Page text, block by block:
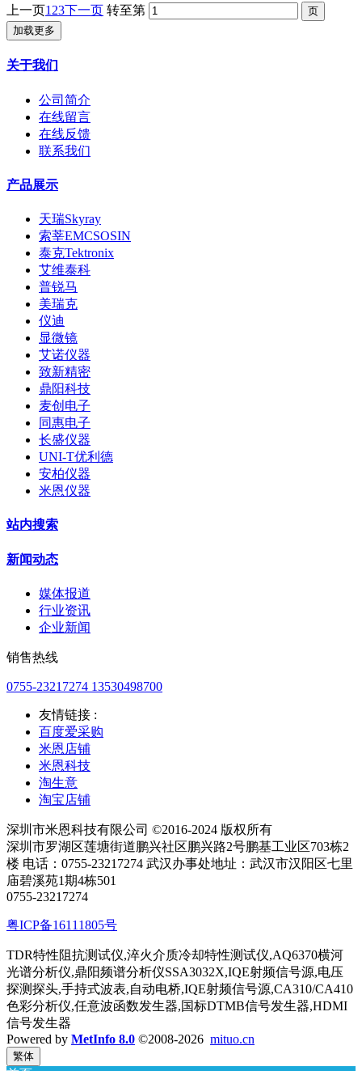
上一页1 23下一页 转至第
加载更多
关于我们
公司简介
在线留言
在线反馈
联系我们
产品展示
天瑞Skyray
索莘EMCSOSIN
泰克Tektronix
艾维泰科
普锐马
美瑞克
仪迪
显微镜
艾诺仪器
致新精密
鼎阳科技
麦创电子
同惠电子
长盛仪器
UNI-T优利德
安柏仪器
米恩仪器
站内搜索
新闻动态
媒体报道
行业资讯
企业新闻
销售热线
0755-23217274 13530498700
友情链接 :
百度爱采购
米恩店铺
米恩科技
淘生意
淘宝店铺
深圳市米恩科技有限公司 ©2016-2024 版权所有
深圳市罗湖区莲塘街道鹏兴社区鹏兴路2号鹏基工业区703栋2
楼 电话：0755-23217274 武汉办事处地址：武汉市汉阳区七里
庙碧溪苑1期4栋501
0755-23217274
粤ICP备16111805号
TDR特性阻抗测试仪,淬火介质冷却特性测试仪,AQ6370横河
光谱分析仪,鼎阳频谱分析仪SSA3032X,IQE射频信号源,电压
探测探头,手持式波表,自动电桥,IQE射频信号源,CA310/CA410
色彩分析仪,任意波函数发生器,国标DTMB信号发生器,HDMI
信号发生器
Powered by MetInfo 8.0 ©2008-2026 mituo.cn
繁体